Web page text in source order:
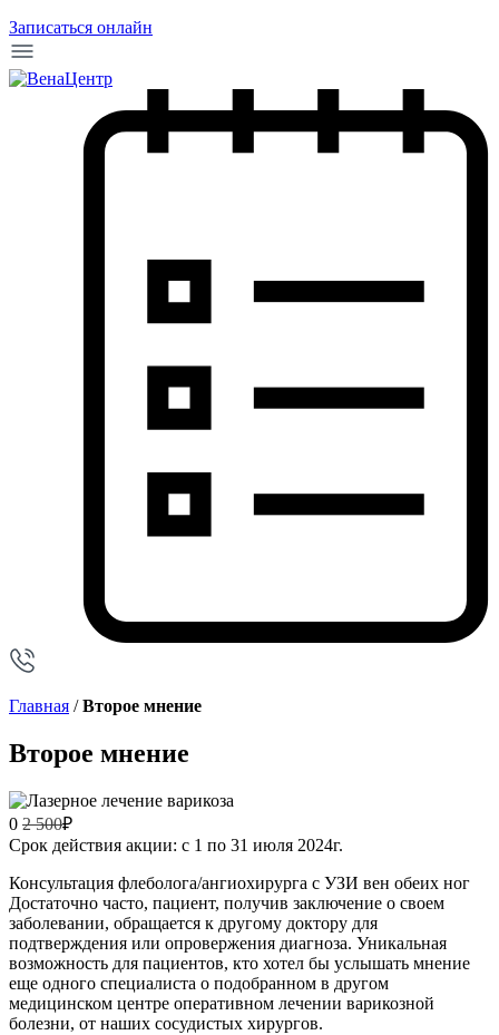
Записаться онлайн
Главная /Второе мнение
Второе мнение
0 2 500₽
Срок действия акции: с 1 по 31 июля 2024г.
Консультация флеболога/ангиохирурга с УЗИ вен обеих ног
Достаточно часто, пациент, получив заключение о своем
заболевании, обращается к другому доктору для
подтверждения или опровержения диагноза. Уникальная
возможность для пациентов, кто хотел бы услышать мнение
еще одного специалиста о подобранном в другом
медицинском центре оперативном лечении варикозной
болезни, от наших сосудистых хирургов.